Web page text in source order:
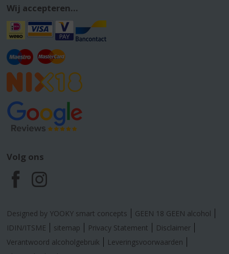
Wij accepteren...
Volg ons
F
a
c
I
n
s
Designed by YOOKY smart concepts
GEEN 18 GEEN alcohol
IDIN/ITSME
sitemap Privacy Statement
Disclaimer
Verantwoord alcoholgebruik
Leveringsvoorwaarden